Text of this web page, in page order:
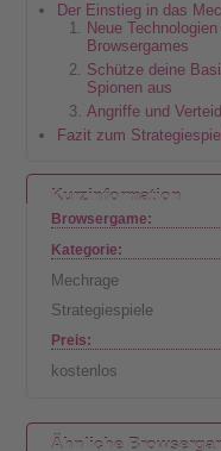
Der Einstieg in das
Neue
Browsergames
Schütze deine
Spionen aus
Angriffe und
Fazit zum
Kurzinformation
Browsergame:
Kategorie:
Mechrage
Strategiespiele
Preis:
kostenlos
Ähnliche